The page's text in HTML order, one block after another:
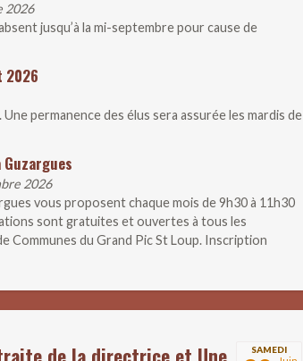
2026
jusqu’à la mi-septembre pour cause de
2026
permanence des élus sera assurée les mardis de
2026
vous proposent chaque mois de 9h30 à 11h30
sont gratuites et ouvertes à tous les
Communes du Grand Pic St Loup. Inscription
SAMEDI